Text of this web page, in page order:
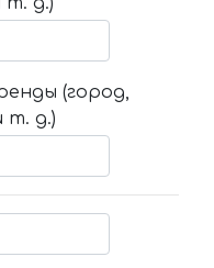
(город,
т. д.)